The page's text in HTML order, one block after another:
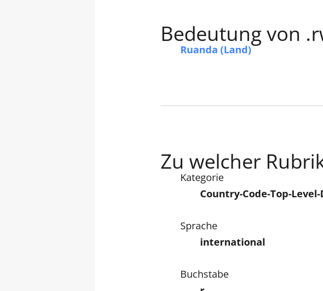
Bedeutung von
Ruanda (Land)
Zu welcher
Kategorie
Country-Code-Top-
Sprache
international
Buchstabe